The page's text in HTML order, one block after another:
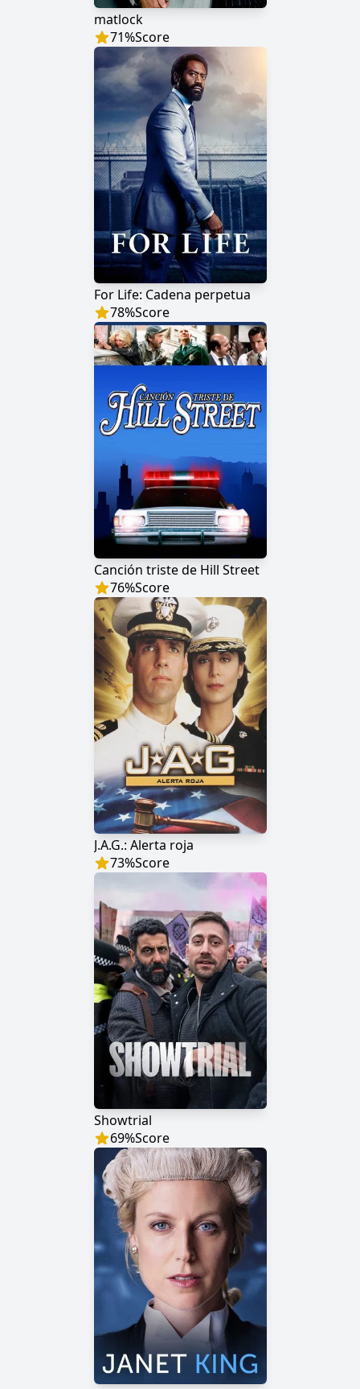
matlock
71%Score
For Life: Cadena perpetua
78%Score
Canción triste de Hill Street
76%Score
J.A.G.: Alerta roja
73%Score
Showtrial
69%Score